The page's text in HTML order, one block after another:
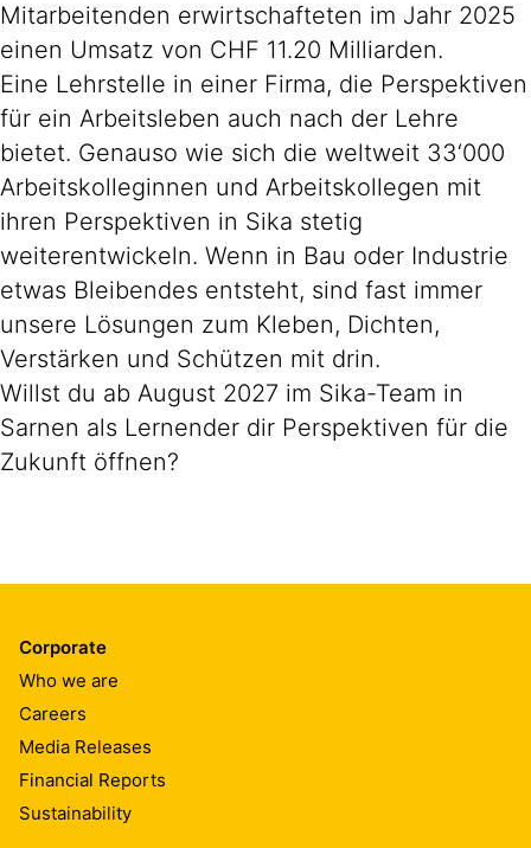
Mitarbeitenden erwirtschafteten im Jahr 2025
einen Umsatz von CHF 11.20 Milliarden.
Eine Lehrstelle in einer Firma, die Perspektiven
für ein Arbeitsleben auch nach der Lehre
bietet. Genauso wie sich die weltweit 33‘000
Arbeitskolleginnen und Arbeitskollegen mit
ihren Perspektiven in Sika stetig
weiterentwickeln. Wenn in Bau oder Industrie
etwas Bleibendes entsteht, sind fast immer
unsere Lösungen zum Kleben, Dichten,
Verstärken und Schützen mit drin.
Willst du ab August 2027 im Sika-Team in
Sarnen als Lernender dir Perspektiven für die
Zukunft öffnen?
Corporate
Who we are
Careers
Media Releases
Financial Reports
Sustainability